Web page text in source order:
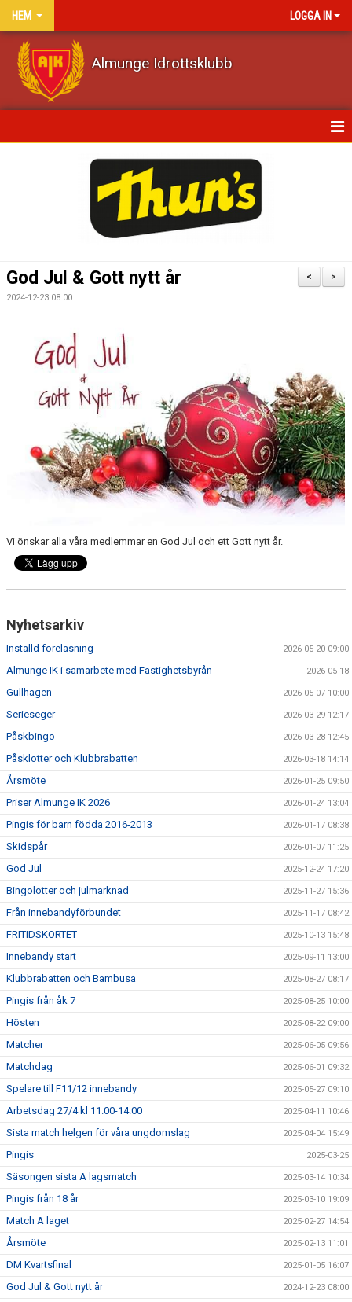
HEM LOGGA IN
Almunge Idrottsklubb
MATCHER
KONTAKT
OM KLUBBEN
STARTA ETT LAG
>
<
God Jul & Gott nytt år
2024-12-23 08:00
Vi önskar alla våra medlemmar en God Jul och ett Gott nytt år.
Nyhetsarkiv
Inställd föreläsning 2026-05-20 09:00
Almunge IK i samarbete med Fastighetsbyrån 2026-05-18
Gullhagen 2026-05-07 10:00
Serieseger 2026-03-29 12:17
Påskbingo 2026-03-28 12:45
Påsklotter och Klubbrabatten 2026-03-18 14:14
Årsmöte 2026-01-25 09:50
Priser Almunge IK 2026 2026-01-24 13:04
Pingis för barn födda 2016-2013 2026-01-17 08:38
Skidspår 2026-01-07 11:25
God Jul 2025-12-24 17:20
Bingolotter och julmarknad 2025-11-27 15:36
Från innebandyförbundet 2025-11-17 08:42
FRITIDSKORTET 2025-10-13 15:48
Innebandy start 2025-09-11 13:00
Klubbrabatten och Bambusa 2025-08-27 08:17
Pingis från åk 7 2025-08-25 10:00
Hösten 2025-08-22 09:00
Matcher 2025-06-05 09:56
Matchdag 2025-06-01 09:32
Spelare till F11/12 innebandy 2025-05-27 09:10
Arbetsdag 27/4 kl 11.00-14.00 2025-04-11 10:46
Sista match helgen för våra ungdomslag 2025-04-04 15:49
Pingis 2025-03-25
Säsongen sista A lagsmatch 2025-03-14 10:34
Pingis från 18 år 2025-03-10 19:09
Match A laget 2025-02-27 14:54
Årsmöte 2025-02-13 11:01
DM Kvartsfinal 2025-01-05 16:07
God Jul & Gott nytt år 2024-12-23 08:00